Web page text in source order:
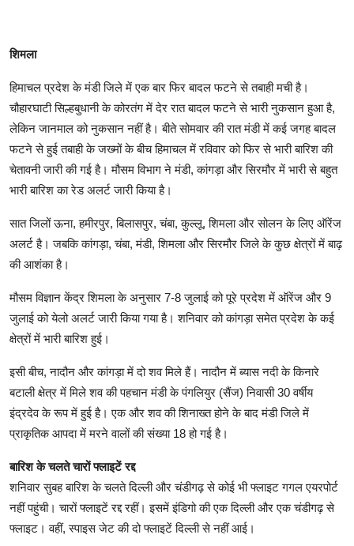
शिमला
हिमाचल प्रदेश के मंडी जिले में एक बार फिर बादल फटने से तबाही मची है।
चौहारघाटी सिल्हबुधानी के कोरतंग में देर रात बादल फटने से भारी नुकसान हुआ है,
लेकिन जानमाल को नुकसान नहीं है। बीते सोमवार की रात मंडी में कई जगह बादल
फटने से हुई तबाही के जख्मों के बीच हिमाचल में रविवार को फिर से भारी बारिश की
चेतावनी जारी की गई है। मौसम विभाग ने मंडी, कांगड़ा और सिरमौर में भारी से बहुत
भारी बारिश का रेड अलर्ट जारी किया है।
सात जिलों ऊना, हमीरपुर, बिलासपुर, चंबा, कुल्लू, शिमला और सोलन के लिए ऑरेंज
अलर्ट है। जबकि कांगड़ा, चंबा, मंडी, शिमला और सिरमौर जिले के कुछ क्षेत्रों में बाढ़
की आशंका है।
मौसम विज्ञान केंद्र शिमला के अनुसार 7-8 जुलाई को पूरे प्रदेश में ऑरेंज और 9
जुलाई को येलो अलर्ट जारी किया गया है। शनिवार को कांगड़ा समेत प्रदेश के कई
क्षेत्रों में भारी बारिश हुई।
इसी बीच, नादौन और कांगड़ा में दो शव मिले हैं। नादौन में ब्यास नदी के किनारे
बटाली क्षेत्र में मिले शव की पहचान मंडी के पंगलियुर (सैंज) निवासी 30 वर्षीय
इंद्रदेव के रूप में हुई है। एक और शव की शिनाख्त होने के बाद मंडी जिले में
प्राकृतिक आपदा में मरने वालों की संख्या 18 हो गई है।
बारिश के चलते चारों फ्लाइटें रद्द
शनिवार सुबह बारिश के चलते दिल्ली और चंडीगढ़ से कोई भी फ्लाइट गगल एयरपोर्ट
नहीं पहुंची। चारों फ्लाइटें रद्द रहीं। इसमें इंडिगो की एक दिल्ली और एक चंडीगढ़ से
फ्लाइट। वहीं, स्पाइस जेट की दो फ्लाइटें दिल्ली से नहीं आई।